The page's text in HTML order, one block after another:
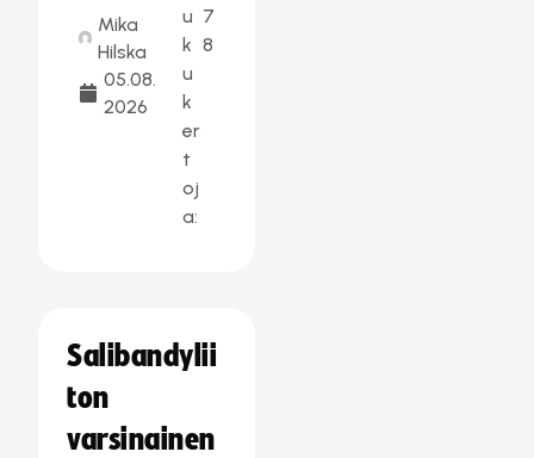
Mika
Hilska
05.08.
2026
u
k
u
k
er
t
oj
a:
7
8
Salibandylii
ton
varsinainen